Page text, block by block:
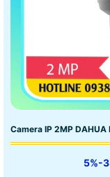
Camera IP 2MP
5%-